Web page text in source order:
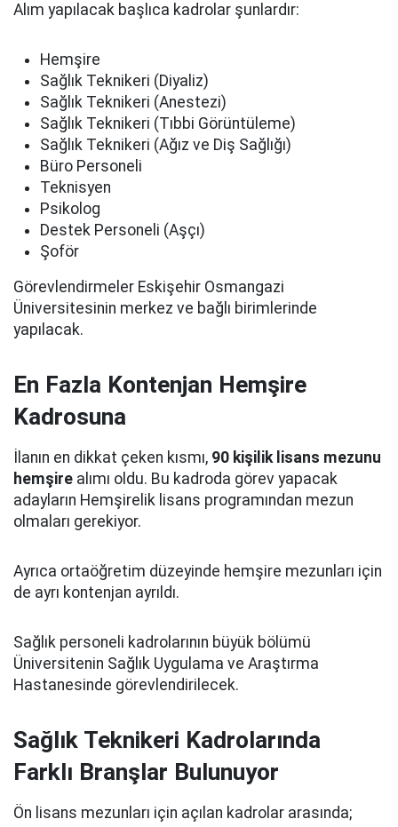
Alım yapılacak başlıca kadrolar şunlardır:
Hemşire
Sağlık Teknikeri (Diyaliz)
Sağlık Teknikeri (Anestezi)
Sağlık Teknikeri (Tıbbi Görüntüleme)
Sağlık Teknikeri (Ağız ve Diş Sağlığı)
Büro Personeli
Teknisyen
Psikolog
Destek Personeli (Aşçı)
Şoför
Görevlendirmeler Eskişehir Osmangazi
Üniversitesinin merkez ve bağlı birimlerinde
yapılacak.
En Fazla Kontenjan Hemşire
Kadrosuna
İlanın en dikkat çeken kısmı, 90 kişilik lisans mezunu
hemşire alımı oldu. Bu kadroda görev yapacak
adayların Hemşirelik lisans programından mezun
olmaları gerekiyor.
Ayrıca ortaöğretim düzeyinde hemşire mezunları için
de ayrı kontenjan ayrıldı.
Sağlık personeli kadrolarının büyük bölümü
Üniversitenin Sağlık Uygulama ve Araştırma
Hastanesinde görevlendirilecek.
Sağlık Teknikeri Kadrolarında
Farklı Branşlar Bulunuyor
Ön lisans mezunları için açılan kadrolar arasında;